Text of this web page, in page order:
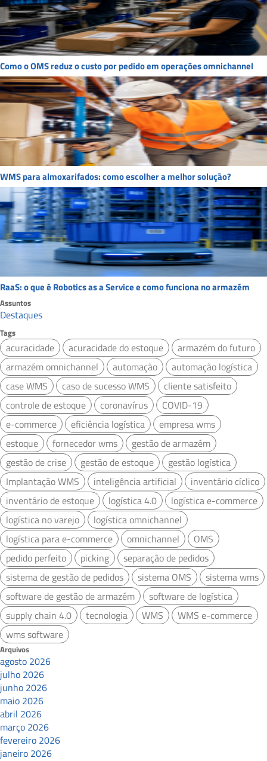
Como o OMS reduz o custo por pedido em operações omnichannel
WMS para almoxarifados: como escolher a melhor solução?
RaaS: o que é Robotics as a Service e como funciona no armazém
Assuntos
Destaques
Tags
acuracidade acuracidade do estoque
armazém do futuro
armazém omnichannel
automação
automação logística
case WMS
caso de sucesso WMS
cliente satisfeito
controle de estoque
coronavírus
COVID-19
e-commerce
eficiência logística
empresa wms
estoque
fornecedor wms
gestão de armazém
gestão de crise
gestão de estoque
gestão logística
Implantação WMS
inteligência artificial
inventário cíclico
inventário de estoque
logística 4.0
logística e-commerce
logística no varejo
logística omnichannel
logística para e-commerce
omnichannel
OMS
pedido perfeito
picking
separação de pedidos
sistema de gestão de pedidos
sistema OMS
sistema wms
software de gestão de armazém
software de logística
supply chain 4.0
tecnologia WMS
WMS e-commerce
wms software
Arquivos
agosto 2026
julho 2026
junho 2026
maio 2026
abril 2026
março 2026
fevereiro 2026
janeiro 2026